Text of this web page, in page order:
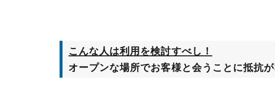
こんな人は利用を検討すべし！
オープンな場所でお客様と会うことに抵抗が